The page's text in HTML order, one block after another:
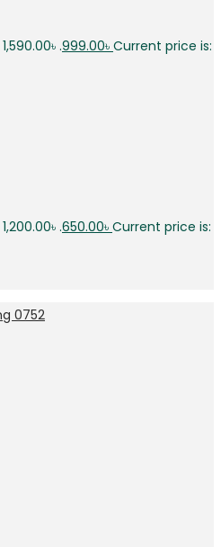
.999.00৳ Current price is:
.650.00৳ Current price is: